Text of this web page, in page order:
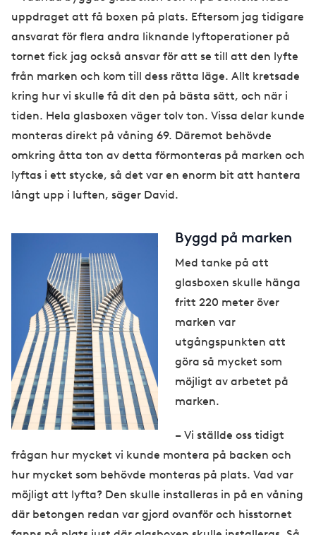
uppdraget att få boxen på plats. Eftersom jag tidigare
ansvarat för flera andra liknande lyftoperationer på
tornet fick jag också ansvar för att se till att den lyfte
från marken och kom till dess rätta läge. Allt kretsade
kring hur vi skulle få dit den på bästa sätt, och när i
tiden. Hela glasboxen väger tolv ton. Vissa delar kunde
monteras direkt på våning 69. Däremot behövde
omkring åtta ton av detta förmonteras på marken och
lyftas i ett stycke, så det var en enorm bit att hantera
långt upp i luften, säger David.
Byggd på marken
Med tanke på att
glasboxen skulle hänga
fritt 220 meter över
marken var
utgångspunkten att
göra så mycket som
möjligt av arbetet på
marken.
– Vi ställde oss tidigt
frågan hur mycket vi kunde montera på backen och
hur mycket som behövde monteras på plats. Vad var
möjligt att lyfta? Den skulle installeras in på en våning
där betongen redan var gjord ovanför och hisstornet